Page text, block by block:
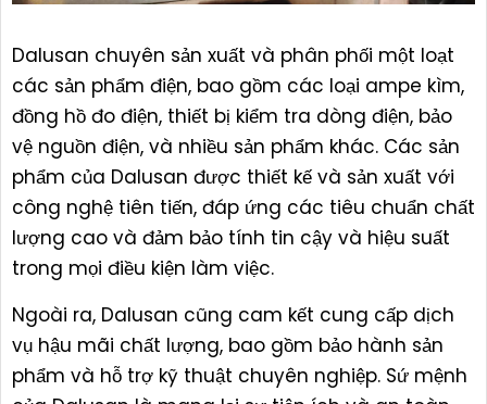
Dalusan chuyên sản xuất và phân phối một loạt
các sản phẩm điện, bao gồm các loại ampe kìm,
đồng hồ đo điện, thiết bị kiểm tra dòng điện, bảo
vệ nguồn điện, và nhiều sản phẩm khác. Các sản
phẩm của Dalusan được thiết kế và sản xuất với
công nghệ tiên tiến, đáp ứng các tiêu chuẩn chất
lượng cao và đảm bảo tính tin cậy và hiệu suất
trong mọi điều kiện làm việc.
Ngoài ra, Dalusan cũng cam kết cung cấp dịch
vụ hậu mãi chất lượng, bao gồm bảo hành sản
phẩm và hỗ trợ kỹ thuật chuyên nghiệp. Sứ mệnh